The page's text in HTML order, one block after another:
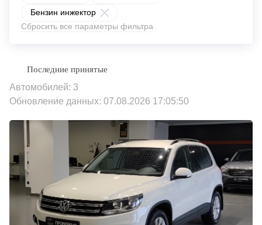
Бензин инжектор
Сбросить все параметры фильтра
Автомобилей: 3
Обновление данных: 07.08.2026 17:05:50